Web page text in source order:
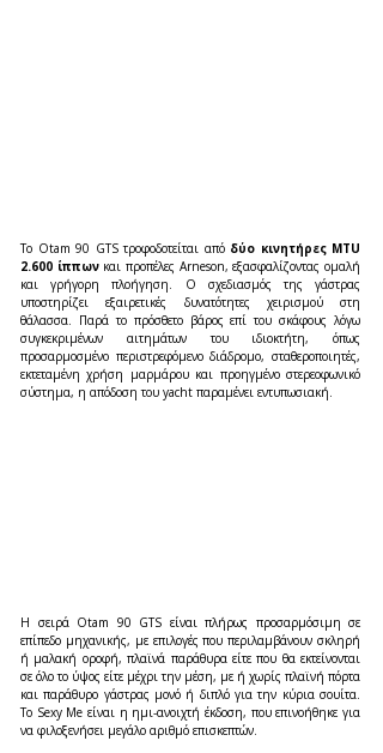
Το Otam 90 GTS τροφοδοτείται από δύο κινητήρες MTU
2.600 ίππων και προπέλες Arneson, εξασφαλίζοντας ομαλή
και γρήγορη πλοήγηση. Ο σχεδιασμός της γάστρας
υποστηρίζει εξαιρετικές δυνατότητες χειρισμού στη
θάλασσα. Παρά το πρόσθετο βάρος επί του σκάφους λόγω
συγκεκριμένων αιτημάτων του ιδιοκτήτη, όπως
προσαρμοσμένο περιστρεφόμενο διάδρομο, σταθεροποιητές,
εκτεταμένη χρήση μαρμάρου και προηγμένο στερεοφωνικό
σύστημα, η απόδοση του yacht παραμένει εντυπωσιακή.
Η σειρά Otam 90 GTS είναι πλήρως προσαρμόσιμη σε
επίπεδο μηχανικής, με επιλογές που περιλαμβάνουν σκληρή
ή μαλακή οροφή, πλαϊνά παράθυρα είτε που θα εκτείνονται
σε όλο το ύψος είτε μέχρι την μέση, με ή χωρίς πλαϊνή πόρτα
και παράθυρο γάστρας μονό ή διπλό για την κύρια σουίτα.
Το Sexy Me είναι η ημι-ανοιχτή έκδοση, που επινοήθηκε για
να φιλοξενήσει μεγάλο αριθμό επισκεπτών.